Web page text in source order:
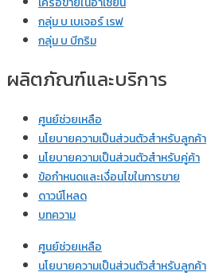
กลุ่ม บ เบเจอร์ เรฟ
กลุ่ม บ บีกริม
ผลิตภัณฑ์และบริการ
ศูนย์ช่วยเหลือ
นโยบายความเป็นส่วนตัวสำหรับลูกค้า
นโยบายความเป็นส่วนตัวสำหรับคู่ค้า
ข้อกำหนดและเงื่อนไขในการขาย
ดาวน์โหลด
บทความ
ศูนย์ช่วยเหลือ
นโยบายความเป็นส่วนตัวสำหรับลูกค้า